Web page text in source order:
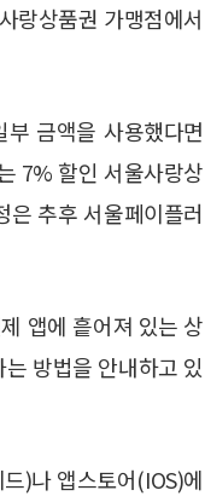
랑상품권 가맹점에서
금액을 사용했다면
7% 할인 서울사랑상
은 추후 서울페이플러
앱에 흩어져 있는 상
방법을 안내하고 있
)나 앱스토어(IOS)에